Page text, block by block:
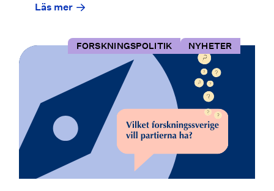
Läs mer
FORSKNINGSPOLITIK NYHETER